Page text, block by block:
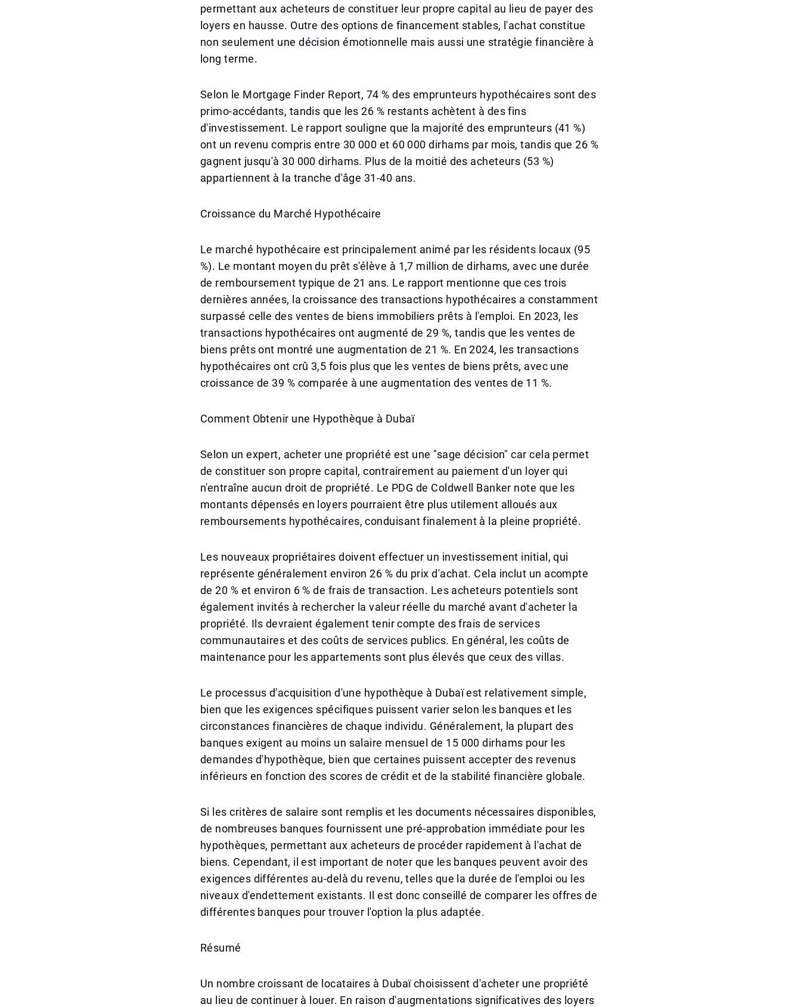
permettant aux acheteurs de constituer leur propre capital au lieu de payer des
loyers en hausse. Outre des options de financement stables, l'achat constitue
non seulement une décision émotionnelle mais aussi une stratégie financière à
long terme.
Selon le Mortgage Finder Report, 74 % des emprunteurs hypothécaires sont des
primo-accédants, tandis que les 26 % restants achètent à des fins
d'investissement. Le rapport souligne que la majorité des emprunteurs (41 %)
ont un revenu compris entre 30 000 et 60 000 dirhams par mois, tandis que 26 %
gagnent jusqu'à 30 000 dirhams. Plus de la moitié des acheteurs (53 %)
appartiennent à la tranche d'âge 31-40 ans.
Croissance du Marché Hypothécaire
Le marché hypothécaire est principalement animé par les résidents locaux (95
%). Le montant moyen du prêt s'élève à 1,7 million de dirhams, avec une durée
de remboursement typique de 21 ans. Le rapport mentionne que ces trois
dernières années, la croissance des transactions hypothécaires a constamment
surpassé celle des ventes de biens immobiliers prêts à l'emploi. En 2023, les
transactions hypothécaires ont augmenté de 29 %, tandis que les ventes de
biens prêts ont montré une augmentation de 21 %. En 2024, les transactions
hypothécaires ont crû 3,5 fois plus que les ventes de biens prêts, avec une
croissance de 39 % comparée à une augmentation des ventes de 11 %.
Comment Obtenir une Hypothèque à Dubaï
Selon un expert, acheter une propriété est une "sage décision" car cela permet
de constituer son propre capital, contrairement au paiement d'un loyer qui
n'entraîne aucun droit de propriété. Le PDG de Coldwell Banker note que les
montants dépensés en loyers pourraient être plus utilement alloués aux
remboursements hypothécaires, conduisant finalement à la pleine propriété.
Les nouveaux propriétaires doivent effectuer un investissement initial, qui
représente généralement environ 26 % du prix d'achat. Cela inclut un acompte
de 20 % et environ 6 % de frais de transaction. Les acheteurs potentiels sont
également invités à rechercher la valeur réelle du marché avant d'acheter la
propriété. Ils devraient également tenir compte des frais de services
communautaires et des coûts de services publics. En général, les coûts de
maintenance pour les appartements sont plus élevés que ceux des villas.
Le processus d'acquisition d'une hypothèque à Dubaï est relativement simple,
bien que les exigences spécifiques puissent varier selon les banques et les
circonstances financières de chaque individu. Généralement, la plupart des
banques exigent au moins un salaire mensuel de 15 000 dirhams pour les
demandes d'hypothèque, bien que certaines puissent accepter des revenus
inférieurs en fonction des scores de crédit et de la stabilité financière globale.
Si les critères de salaire sont remplis et les documents nécessaires disponibles,
de nombreuses banques fournissent une pré-approbation immédiate pour les
hypothèques, permettant aux acheteurs de procéder rapidement à l'achat de
biens. Cependant, il est important de noter que les banques peuvent avoir des
exigences différentes au-delà du revenu, telles que la durée de l'emploi ou les
niveaux d'endettement existants. Il est donc conseillé de comparer les offres de
différentes banques pour trouver l'option la plus adaptée.
Résumé
Un nombre croissant de locataires à Dubaï choisissent d'acheter une propriété
au lieu de continuer à louer. En raison d'augmentations significatives des loyers